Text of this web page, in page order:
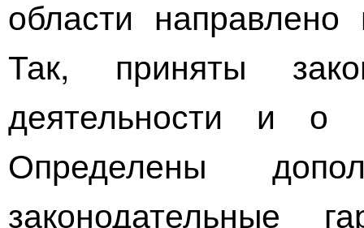
области
Так, приняты
деятельности и о
Определены
законодательные